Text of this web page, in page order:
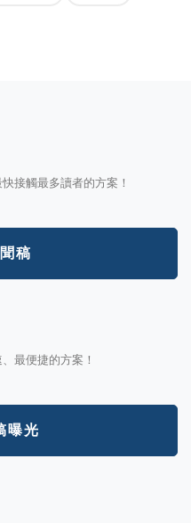
接觸最多讀者的方案！
稿
最便捷的方案！
曝光